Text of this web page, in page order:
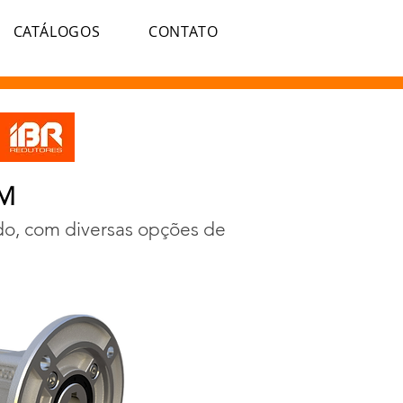
CATÁLOGOS CONTATO
com diversas opções de